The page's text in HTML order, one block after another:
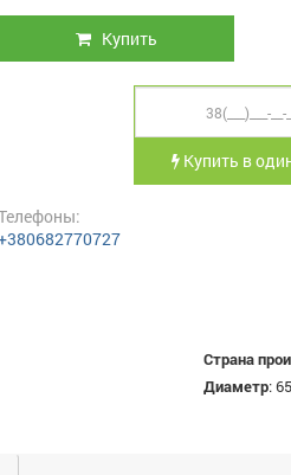
Купить
Купить в
Страна
Диаметр: